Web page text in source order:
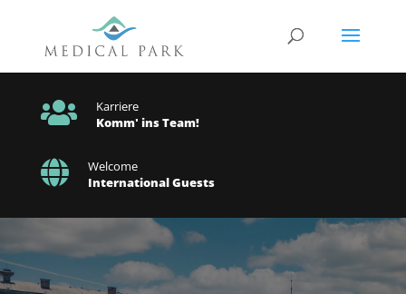

Karriere
Komm' ins Team!

Welcome
International Guests